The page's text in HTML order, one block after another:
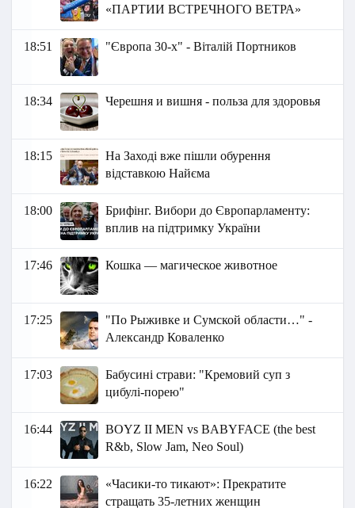
«ПАРТИИ ВСТРЕЧНОГО ВЕТРА»
18:51 "Європа 30-х" - Віталій Портников
18:34 Черешня и вишня - польза для здоровья
18:15
На Заході вже пішли обурення
відставкою Найєма
18:00
Брифінг. Вибори до Європарламенту:
вплив на підтримку України
17:46 Кошка — магическое животное
17:25
"По Рыживке и Сумской области…" -
Александр Коваленко
17:03
Бабусині страви: "Кремовий суп з
цибулі-порею"
16:44
BOYZ II MEN vs BABYFACE (the best
R&b, Slow Jam, Neo Soul)
16:22
«Часики-то тикают»: Прекратите
стращать 35-летних женщин